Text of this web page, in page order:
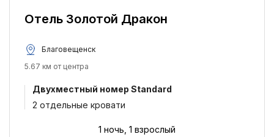
Отель Золотой Дракон
Благовещенск
5.67 км от центра
Двухместный номер Standard
2 отдельные кровати
1 ночь, 1 взрослый